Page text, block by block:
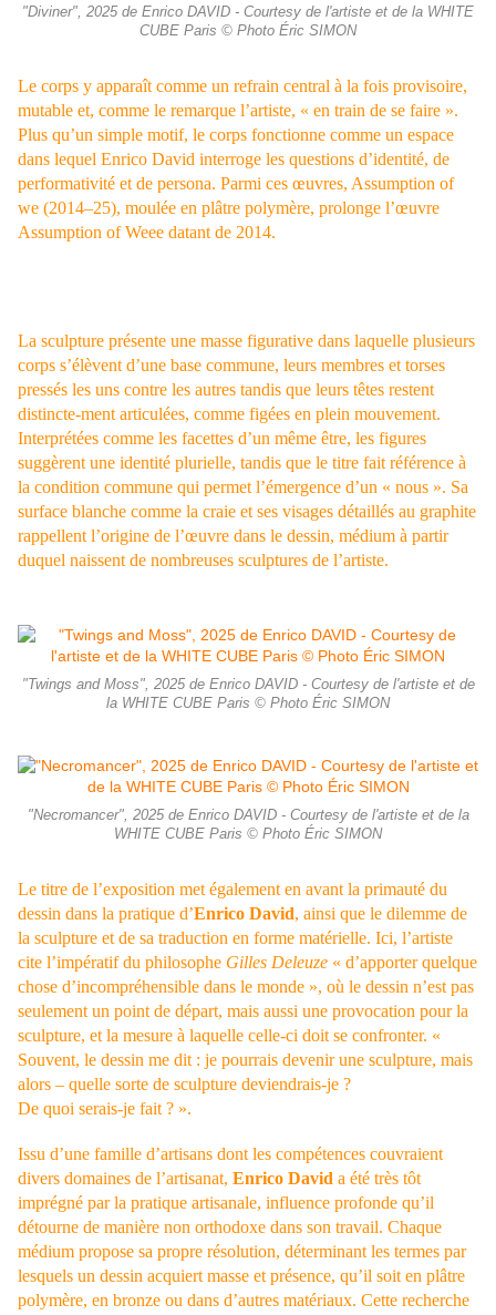
"Diviner", 2025 de Enrico DAVID - Courtesy de l'artiste et de la WHITE
CUBE Paris © Photo Éric SIMON
Le corps y apparaît comme un refrain central à la fois provisoire,
mutable et, comme le remarque l’artiste, « en train de se faire ».
Plus qu’un simple motif, le corps fonctionne comme un espace
dans lequel Enrico David interroge les questions d’identité, de
performativité et de persona. Parmi ces œuvres, Assumption of
we (2014–25), moulée en plâtre polymère, prolonge l’œuvre
Assumption of Weee datant de 2014.
La sculpture présente une masse figurative dans laquelle plusieurs
corps s’élèvent d’une base commune, leurs membres et torses
pressés les uns contre les autres tandis que leurs têtes restent
distincte-ment articulées, comme figées en plein mouvement.
Interprétées comme les facettes d’un même être, les figures
suggèrent une identité plurielle, tandis que le titre fait référence à
la condition commune qui permet l’émergence d’un « nous ». Sa
surface blanche comme la craie et ses visages détaillés au graphite
rappellent l’origine de l’œuvre dans le dessin, médium à partir
duquel naissent de nombreuses sculptures de l’artiste.
"Twings and Moss", 2025 de Enrico DAVID - Courtesy de l'artiste et de
la WHITE CUBE Paris © Photo Éric SIMON
"Necromancer", 2025 de Enrico DAVID - Courtesy de l'artiste et de la
WHITE CUBE Paris © Photo Éric SIMON
Le titre de l’exposition met également en avant la primauté du
dessin dans la pratique d’Enrico David, ainsi que le dilemme de
la sculpture et de sa traduction en forme matérielle. Ici, l’artiste
cite l’impératif du philosophe Gilles Deleuze « d’apporter quelque
chose d’incompréhensible dans le monde », où le dessin n’est pas
seulement un point de départ, mais aussi une provocation pour la
sculpture, et la mesure à laquelle celle-ci doit se confronter. «
Souvent, le dessin me dit : je pourrais devenir une sculpture, mais
alors – quelle sorte de sculpture deviendrais-je ?
De quoi serais-je fait ? ».
Issu d’une famille d’artisans dont les compétences couvraient
divers domaines de l’artisanat, Enrico David a été très tôt
imprégné par la pratique artisanale, influence profonde qu’il
détourne de manière non orthodoxe dans son travail. Chaque
médium propose sa propre résolution, déterminant les termes par
lesquels un dessin acquiert masse et présence, qu’il soit en plâtre
polymère, en bronze ou dans d’autres matériaux. Cette recherche